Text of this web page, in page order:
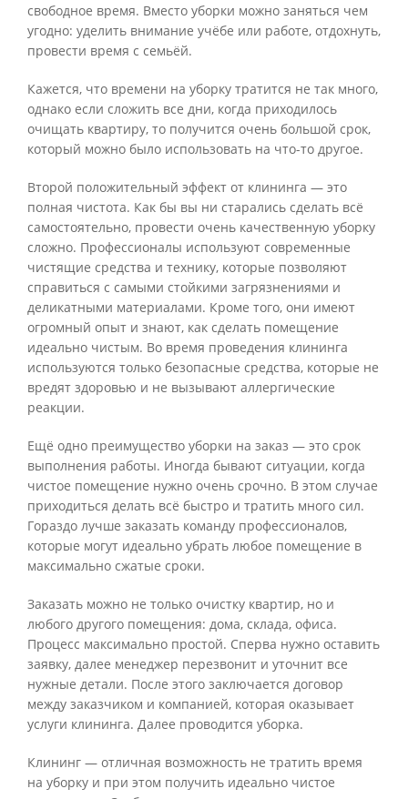
свободное время. Вместо уборки можно заняться чем
угодно: уделить внимание учёбе или работе, отдохнуть,
провести время с семьёй.
Кажется, что времени на уборку тратится не так много,
однако если сложить все дни, когда приходилось
очищать квартиру, то получится очень большой срок,
который можно было использовать на что-то другое.
Второй положительный эффект от клининга — это
полная чистота. Как бы вы ни старались сделать всё
самостоятельно, провести очень качественную уборку
сложно. Профессионалы используют современные
чистящие средства и технику, которые позволяют
справиться с самыми стойкими загрязнениями и
деликатными материалами. Кроме того, они имеют
огромный опыт и знают, как сделать помещение
идеально чистым. Во время проведения клининга
используются только безопасные средства, которые не
вредят здоровью и не вызывают аллергические
реакции.
Ещё одно преимущество уборки на заказ — это срок
выполнения работы. Иногда бывают ситуации, когда
чистое помещение нужно очень срочно. В этом случае
приходиться делать всё быстро и тратить много сил.
Гораздо лучше заказать команду профессионалов,
которые могут идеально убрать любое помещение в
максимально сжатые сроки.
Заказать можно не только очистку квартир, но и
любого другого помещения: дома, склада, офиса.
Процесс максимально простой. Сперва нужно оставить
заявку, далее менеджер перезвонит и уточнит все
нужные детали. После этого заключается договор
между заказчиком и компанией, которая оказывает
услуги клининга. Далее проводится уборка.
Клининг — отличная возможность не тратить время
на уборку и при этом получить идеально чистое